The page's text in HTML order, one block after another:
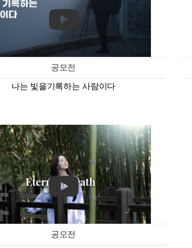
공모전
나는 빛을기록하는 사람이다
공모전